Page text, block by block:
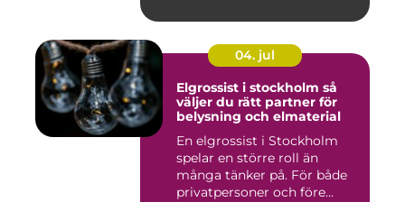
04. jul
Elgrossist i stockholm så
väljer du rätt partner för
belysning och elmaterial
En elgrossist i Stockholm
spelar en större roll än
många tänker på. För både
privatpersoner och före...